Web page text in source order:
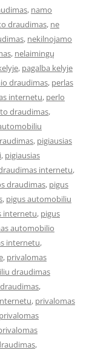
, namo
draudimas, ne
, nekilnojamo
, nelaimingų
, pagalba kelyje
draudimas, perlas
internetu, perlo
draudimas,
, pigiausias
, pigiausias
internetu,
draudimas, pigus
, pigus automobiliu
internetu, pigus
automobilio
internetu,
, privalomas
draudimas
,
, privalomas
privalomas
,